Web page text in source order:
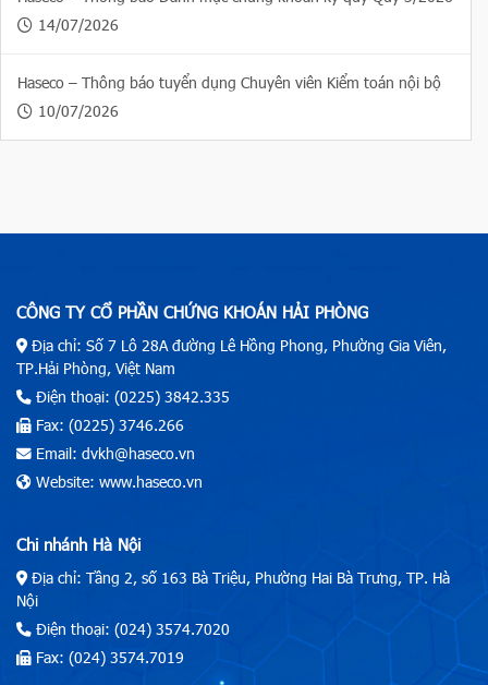
14/07/2026
Haseco – Thông báo tuyển dụng Chuyên viên Kiểm toán nội bộ
10/07/2026
CÔNG TY CỔ PHẦN CHỨNG KHOÁN HẢI PHÒNG
Địa chỉ: Số 7 Lô 28A đường Lê Hồng Phong, Phường Gia Viên,
TP.Hải Phòng, Việt Nam
Điện thoại: (0225) 3842.335
Fax: (0225) 3746.266
Email: dvkh@haseco.vn
Website: www.haseco.vn
Chi nhánh Hà Nội
Địa chỉ: Tầng 2, số 163 Bà Triệu, Phường Hai Bà Trưng, TP. Hà
Nội
Điện thoại: (024) 3574.7020
Fax: (024) 3574.7019